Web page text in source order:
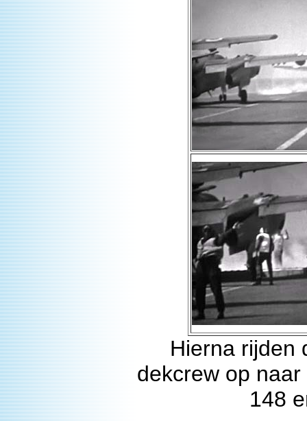
Hierna rijden
dekcrew op naar
148